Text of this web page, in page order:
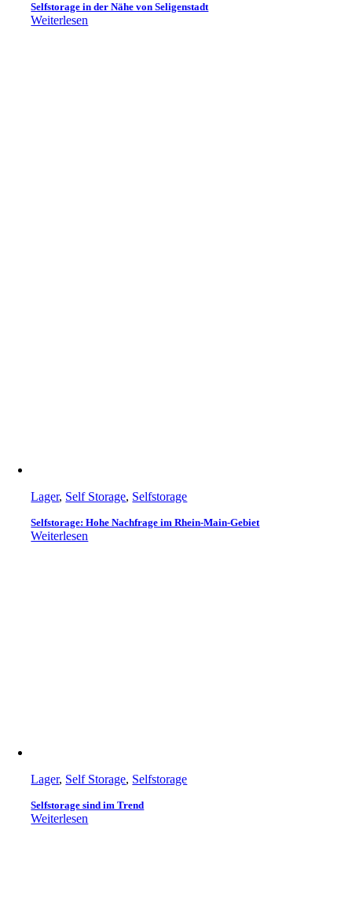
Selfstorage in der Nähe von Seligenstadt
Weiterlesen
Lager, Self Storage, Selfstorage
Selfstorage: Hohe Nachfrage im Rhein-Main-Gebiet
Weiterlesen
Lager, Self Storage, Selfstorage
Selfstorage sind im Trend
Weiterlesen